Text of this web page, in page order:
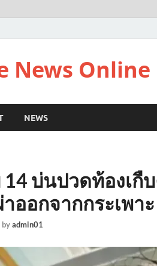
News Online
NEWS
14 บ่นปวดท้องเกื
ออกจากกระเพาะ
byadmin01